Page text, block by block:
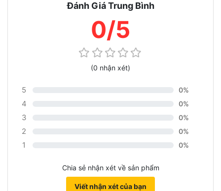
Đánh Giá Trung Bình
0/5
(0 nhận xét)
5 0%
4 0%
3 0%
2 0%
1 0%
Chia sẻ nhận xét về sản phẩm
Viết nhận xét của bạn